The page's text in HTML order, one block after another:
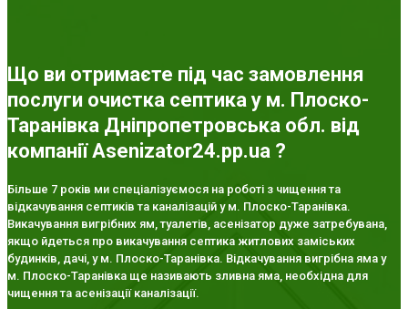
Що ви отримаєте під час замовлення
послуги очистка септика у м. Плоско-
Таранівка Дніпропетровська обл. від
компанії Asenizator24.pp.ua ?
Більше 7 років ми спеціалізуємося на роботі з чищення та
відкачування септиків та каналізацій у м. Плоско-Таранівка.
Викачування вигрібних ям, туалетів, асенізатор дуже затребувана,
якщо йдеться про викачування септика житлових заміських
будинків, дачі, у м. Плоско-Таранівка. Відкачування вигрібна яма у
м. Плоско-Таранівка ще називають зливна яма, необхідна для
чищення та асенізації каналізації.